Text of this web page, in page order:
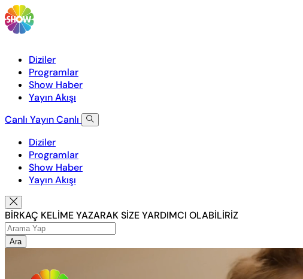
Diziler
Programlar
Show Haber
Yayın Akışı
Canlı YayınCanlı
Diziler
Programlar
Show Haber
Yayın Akışı
BİRKAÇ KELİME YAZARAK SİZE YARDIMCI OLABİLİRİZ
Ara